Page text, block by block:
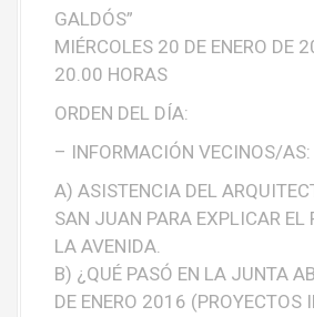
GALDÓS”
MIÉRCOLES 20 DE ENERO DE
20.00 HORAS
ORDEN DEL DÍA:
– INFORMACIÓN VECINOS/AS:
A) ASISTENCIA DEL
SAN JUAN PARA EXPLICAR EL
LA AVENIDA.
B) ¿QUÉ PASÓ EN LA JUNTA
DE ENERO 2016 (PROYECTOS